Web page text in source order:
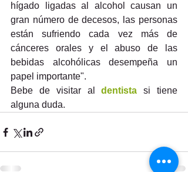
hígado ligadas al alcohol causan un
gran número de decesos, las personas
están sufriendo cada vez más de
cánceres orales y el abuso de las
bebidas alcohólicas desempeña un
papel importante".
Bebe de visitar al dentista si tiene
alguna duda.